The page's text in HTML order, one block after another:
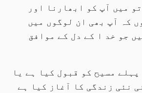
میں آپ کو ابھارنا اور
کہ آپ بھی ان لوگوں میں
جو خد ا کے دل کے موافق
مسیح کو قبول کیا ہے یا
نئی زندگی کا آغاز کیا ہے